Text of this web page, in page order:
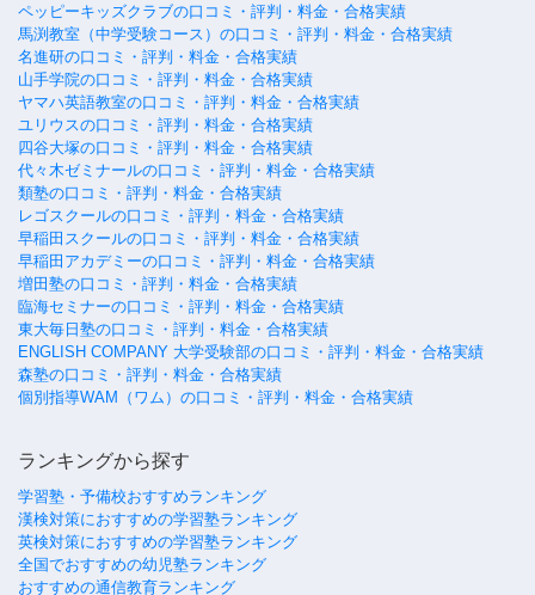
ペッピーキッズクラブの口コミ・評判・料金・合格実績
馬渕教室（中学受験コース）の口コミ・評判・料金・合格実績
名進研の口コミ・評判・料金・合格実績
山手学院の口コミ・評判・料金・合格実績
ヤマハ英語教室の口コミ・評判・料金・合格実績
ユリウスの口コミ・評判・料金・合格実績
四谷大塚の口コミ・評判・料金・合格実績
代々木ゼミナールの口コミ・評判・料金・合格実績
類塾の口コミ・評判・料金・合格実績
レゴスクールの口コミ・評判・料金・合格実績
早稲田スクールの口コミ・評判・料金・合格実績
早稲田アカデミーの口コミ・評判・料金・合格実績
増田塾の口コミ・評判・料金・合格実績
臨海セミナーの口コミ・評判・料金・合格実績
東大毎日塾の口コミ・評判・料金・合格実績
ENGLISH COMPANY 大学受験部の口コミ・評判・料金・合格実績
森塾の口コミ・評判・料金・合格実績
個別指導WAM（ワム）の口コミ・評判・料金・合格実績
ランキングから探す
学習塾・予備校おすすめランキング
漢検対策におすすめの学習塾ランキング
英検対策におすすめの学習塾ランキング
全国でおすすめの幼児塾ランキング
おすすめの通信教育ランキング